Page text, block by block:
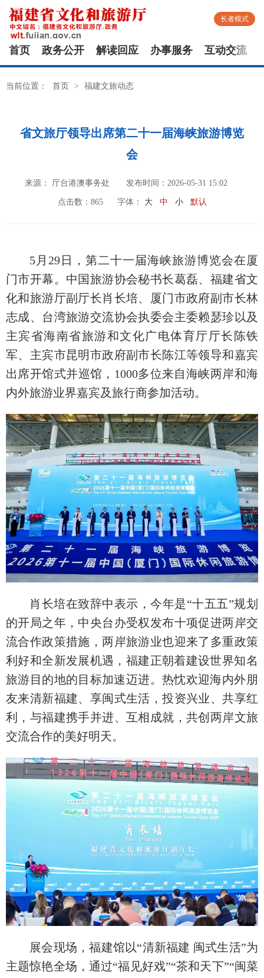
长者模式
首页 政务公开 解读回应 办事服务 互动交流
当前位置： 首页 > 福建文旅动态
省文旅厅领导出席第二十一届海峡旅游博览
会
来源： 厅台港澳事务处 发布时间：2026-05-31 15:02
点击数： 865 字体： 大 中 小 默认
5月29日，第二十一届海峡旅游博览会在厦
门市开幕。中国旅游协会秘书长葛磊、福建省文
化和旅游厅副厅长肖长培、厦门市政府副市长林
志成、台湾旅游交流协会执委会主委赖瑟珍以及
主宾省海南省旅游和文化广电体育厅厅长陈铁
军、主宾市昆明市政府副市长陈江等领导和嘉宾
出席开馆式并巡馆，1000多位来自海峡两岸和海
内外旅游业界嘉宾及旅行商参加活动。
肖长培在致辞中表示，今年是“十五五”规划
的开局之年，中央台办受权发布十项促进两岸交
流合作政策措施，两岸旅游业也迎来了多重政策
利好和全新发展机遇， 福建正朝着建设世界知名
旅游目的地的目标加速迈进。热忱欢迎海内外朋
友来清新福建、享闽式生活，投资兴业、共享红
利，与福建携手并进、互相成就，共创两岸文旅
交流合作的美好明天。
展会现场，福建馆以“清新福建 闽式生活”为
主题惊艳全场，通过“福见好戏”“茶和天下”“闽菜